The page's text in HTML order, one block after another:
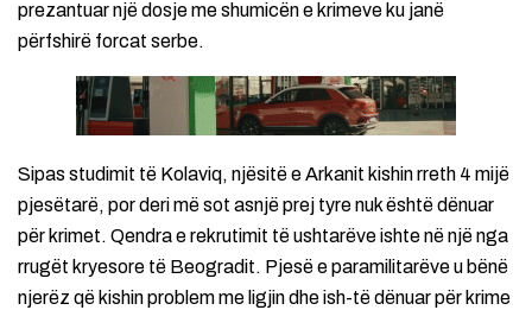
prezantuar një dosje me shumicën e krimeve ku janë
përfshirë forcat serbe.
Sipas studimit të Kolaviq, njësitë e Arkanit kishin rreth 4 mijë
pjesëtarë, por deri më sot asnjë prej tyre nuk është dënuar
për krimet. Qendra e rekrutimit të ushtarëve ishte në një nga
rrugët kryesore të Beogradit. Pjesë e paramilitarëve u bënë
njerëz që kishin problem me ligjin dhe ish-të dënuar për krime